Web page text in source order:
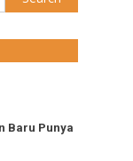
for:
Baru Punya